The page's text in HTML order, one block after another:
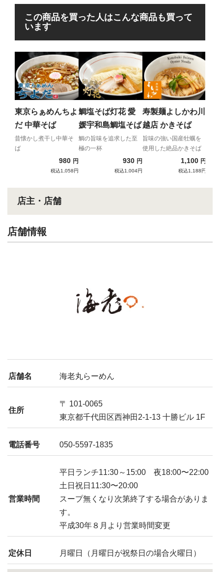
この商品を買った人はこんな商品も買って
います
東京らぁめんちよ
だ 中華そば
昔懐かし煮干し中華そ
ば
980 円
税込1,058円
鯛塩そば灯花 愛
媛宇和島鯛塩そば
鯛の旨味を追求した至
極の一杯
930 円
税込1,004円
寿製麺よしかわ川
越店 かきそば
旨味の強い国産牡蠣を
使用した絶品かきそば
1,100 円
税込1,188円
店主・店舗
店舗情報
店舗名 海老丸らーめん
住所
〒 101-0065
東京都千代田区西神田2-1-13 十勝ビル 1F
電話番号 050-5597-1835
営業時間
平日ランチ11:30～15:00 夜18:00〜22:00
土日祝日11:30〜20:00
スープ無くなり次第終了する場合がありま
す。
平成30年８月より営業時間変更
定休日 月曜日（月曜日が祝祭日の場合火曜日）